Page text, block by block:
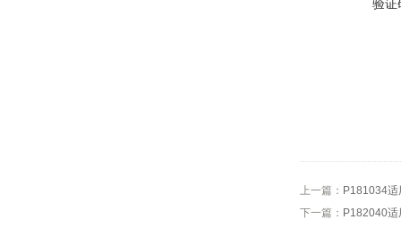
验证
上一篇： P181034
下一篇： P182040